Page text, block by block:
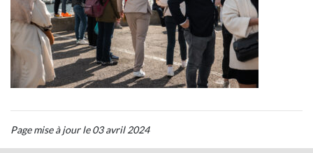
Page mise à jour le 03 avril 2024